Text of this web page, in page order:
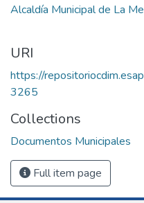
Alcaldía Municipal de La
URI
https://
3265
Collections
Documentos Municipales
Full item page